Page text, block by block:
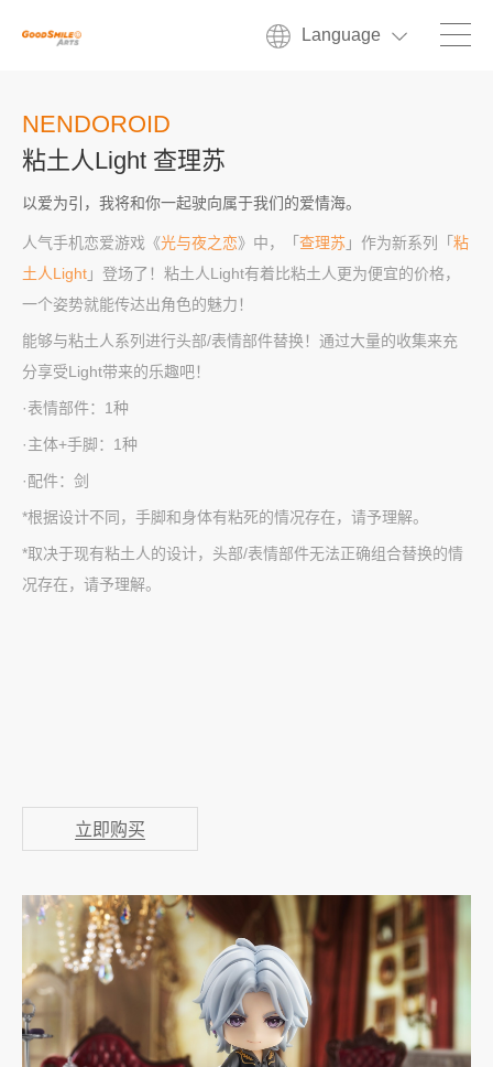
Language
NENDOROID
粘土人Light 查理苏
以爱为引，我将和你一起驶向属于我们的爱情海。
人气手机恋爱游戏《光与夜之恋》中，「 查理苏 」作为新系列「 粘
土人Light 」登场了！粘土人Light有着比粘土人更为便宜的价格，
一个姿势就能传达出角色的魅力！
能够与粘土人系列进行头部/表情部件替换！通过大量的收集来充
分享受Light带来的乐趣吧！
·表情部件：1种
·主体+手脚：1种
·配件：剑
*根据设计不同，手脚和身体有粘死的情况存在，请予理解。
*取决于现有粘土人的设计，头部/表情部件无法正确组合替换的情
况存在，请予理解。
立即购买